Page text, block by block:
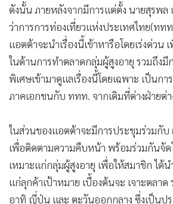
• SMEs
• หุ้น
• อินโดจีน
• กองทุนรวม
• Celeb Online
• Factcheck
• News1
Gotomanager